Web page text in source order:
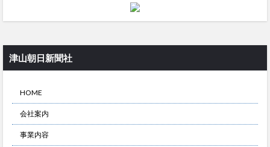
津山朝日新聞社
HOME
会社案内
事業内容